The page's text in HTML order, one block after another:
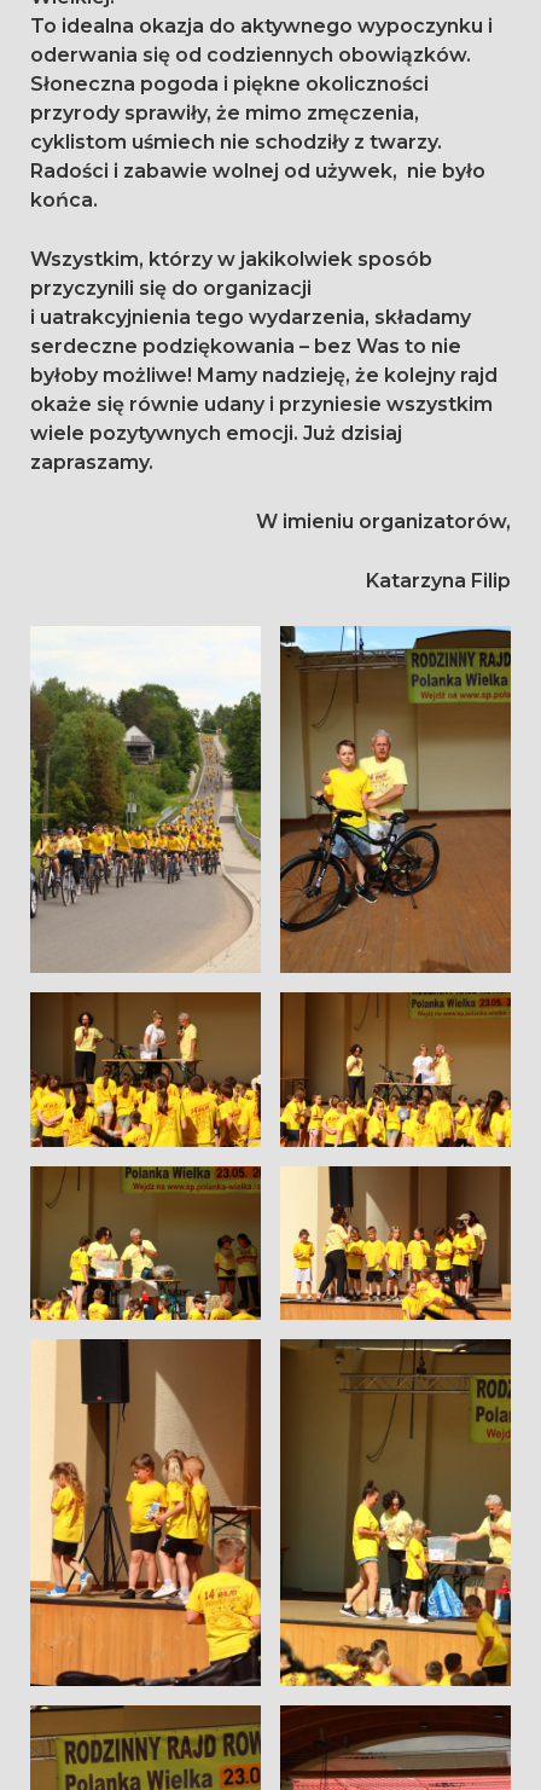
To idealna okazja do aktywnego wypoczynku i
oderwania się od codziennych obowiązków.
Słoneczna pogoda i piękne okoliczności
przyrody sprawiły, że mimo zmęczenia,
cyklistom uśmiech nie schodziły z twarzy.
Radości i zabawie wolnej od używek, nie było
końca.
Wszystkim, którzy w jakikolwiek sposób
przyczynili się do organizacji
i uatrakcyjnienia tego wydarzenia, składamy
serdeczne podziękowania – bez Was to nie
byłoby możliwe! Mamy nadzieję, że kolejny rajd
okaże się równie udany i przyniesie wszystkim
wiele pozytywnych emocji. Już dzisiaj
zapraszamy.
W imieniu organizatorów,
Katarzyna Filip